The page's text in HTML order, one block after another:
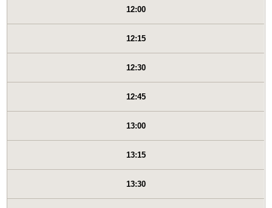
12:00
12:15
12:30
12:45
13:00
13:15
13:30